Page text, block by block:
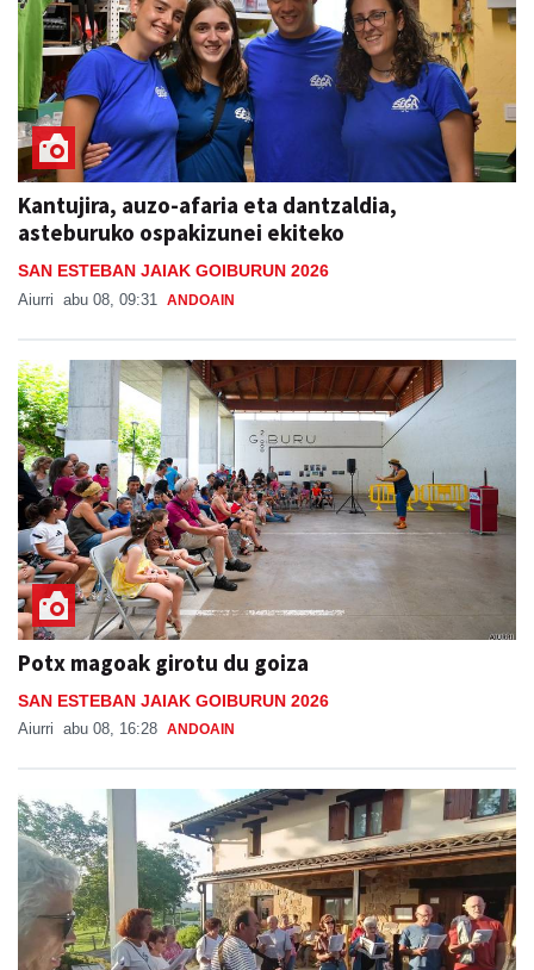
Kantujira, auzo-afaria eta dantzaldia,
asteburuko ospakizunei ekiteko
SAN ESTEBAN JAIAK GOIBURUN 2026
Aiurri abu 08, 09:31 ANDOAIN
Potx magoak girotu du goiza
SAN ESTEBAN JAIAK GOIBURUN 2026
Aiurri abu 08, 16:28 ANDOAIN